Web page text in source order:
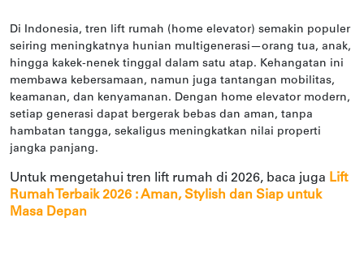
Di Indonesia, tren lift rumah (home elevator) semakin populer
seiring meningkatnya hunian multigenerasi—orang tua, anak,
hingga kakek-nenek tinggal dalam satu atap. Kehangatan ini
membawa kebersamaan, namun juga tantangan mobilitas,
keamanan, dan kenyamanan. Dengan home elevator modern,
setiap generasi dapat bergerak bebas dan aman, tanpa
hambatan tangga, sekaligus meningkatkan nilai properti
jangka panjang.
Untuk mengetahui tren lift rumah di 2026, baca juga Lift
Rumah Terbaik 2026 : Aman, Stylish dan Siap untuk
Masa Depan